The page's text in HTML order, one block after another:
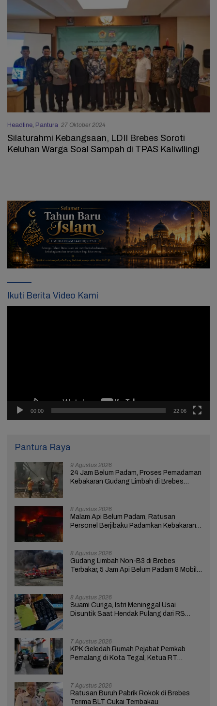
Headline, Pantura 27 Oktober 2024
Silaturahmi Kebangsaan, LDII Brebes Soroti
Keluhan Warga Soal Sampah di TPAS Kaliwllingi
Ikuti Berita Video Kami
00:00 22:06
Pantura Raya
9 Agustus 2026
24 Jam Belum Padam, Proses Pemadaman
Kebakaran Gudang Limbah di Brebes
8 Agustus 2026
Malam Api Belum Padam, Ratusan
Personel Berjibaku Padamkan Kebakaran
8 Agustus 2026
Gudang Limbah Non-B3 di Brebes
Terbakar, 5 Jam Api Belum Padam 8 Mobil
8 Agustus 2026
Suami Curiga, Istri Meninggal Usai
Disuntik Saat Hendak Pulang dari RS
7 Agustus 2026
KPK Geledah Rumah Pejabat Pemkab
Pemalang di Kota Tegal, Ketua RT
7 Agustus 2026
Ratusan Buruh Pabrik Rokok di Brebes
Terima BLT Cukai Tembakau